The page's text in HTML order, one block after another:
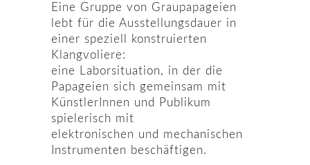
Eine Gruppe von Graupapageien
lebt für die Ausstellungsdauer in
einer speziell konstruierten
Klangvoliere:
eine Laborsituation, in der die
Papageien sich gemeinsam mit
KünstlerInnen und Publikum
spielerisch mit
elektronischen und mechanischen
Instrumenten beschäftigen.